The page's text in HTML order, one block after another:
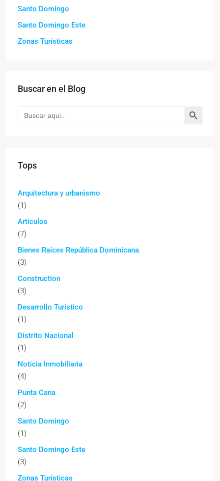
Santo Domingo
Santo Domingo Este
Zonas Turísticas
Buscar en el Blog
Buscar: Botón de búsqueda
Tops
Arquitectura y urbanismo
(1)
Articulos
(7)
Bienes Raíces República Dominicana
(3)
Construction
(3)
Desarrollo Turístico
(1)
Distrito Nacional
(1)
Noticia Inmobiliaria
(4)
Punta Cana
(2)
Santo Domingo
(1)
Santo Domingo Este
(3)
Zonas Turísticas